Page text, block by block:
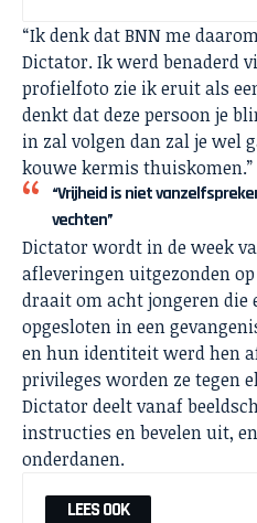
“Ik denk dat BNN me
Dictator. Ik werd benaderd
profielfoto zie ik eruit als
denkt dat deze persoon je
in zal volgen dan zal je wel
kouwe kermis thuiskomen.”
“Vrijheid is niet
vechten”
Dictator wordt in de week
afleveringen uitgezonden
draait om acht jongeren die
opgesloten in een
en hun identiteit werd hen
privileges worden ze tegen
Dictator deelt vanaf
instructies en bevelen uit,
onderdanen.
LEES OOK